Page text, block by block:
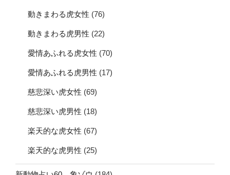
動きまわる虎女性 (76)
動きまわる虎男性 (22)
愛情あふれる虎女性 (70)
愛情あふれる虎男性 (17)
慈悲深い虎女性 (69)
慈悲深い虎男性 (18)
楽天的な虎女性 (67)
楽天的な虎男性 (25)